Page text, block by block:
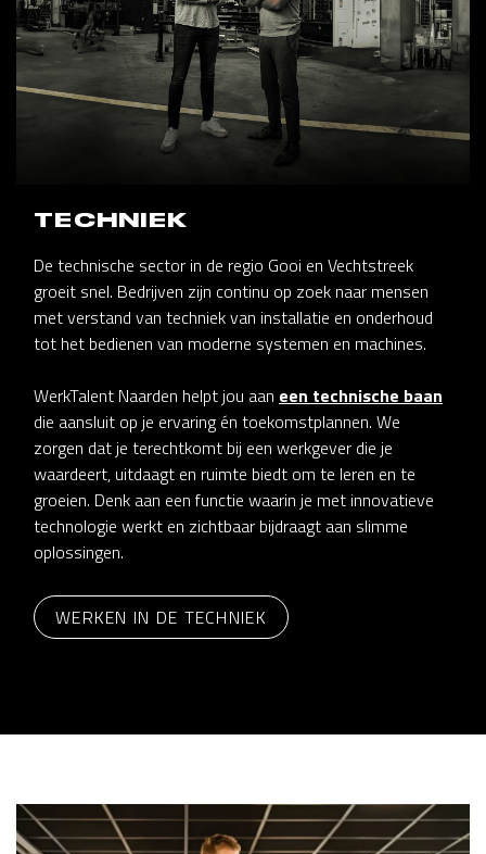
TECHNIEK
De technische sector in de regio Gooi en Vechtstreek
groeit snel. Bedrijven zijn continu op zoek naar mensen
met verstand van techniek van installatie en onderhoud
tot het bedienen van moderne systemen en machines.
WerkTalent Naarden helpt jou aan een technische baan
die aansluit op je ervaring én toekomstplannen. We
zorgen dat je terechtkomt bij een werkgever die je
waardeert, uitdaagt en ruimte biedt om te leren en te
groeien. Denk aan een functie waarin je met innovatieve
technologie werkt en zichtbaar bijdraagt aan slimme
oplossingen.
WERKEN IN DE TECHNIEK